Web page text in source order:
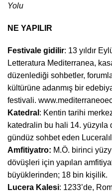
Yolu
NE YAPILIR
Festivale gidilir: 13 yıldır
Letteratura Mediterranea,
düzenlediği sohbetler,
kültürüne adanmış bir
festivali.
Katedral : Kentin tarihi
katedralin bu hali 14. yüzyıla
gündüz sohbet eden
Amfitiyatro: M.Ö. birinci
dövüşleri için yapılan
büyüklerinden; 18 bin kişilik.
Lucera Kalesi: 1233’de,